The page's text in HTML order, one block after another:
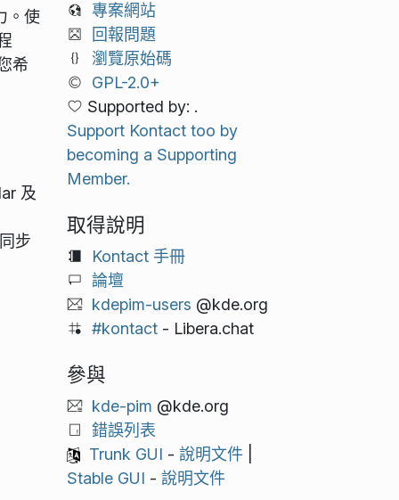
。使
希
及
步
專案網站
回報問題
瀏覽原始碼
GPL-2.0+
Supported by: .
Support Kontact too by
becoming a Supporting
Member.
取得說明
Kontact 手冊
論壇
kdepim-users @kde.org
#kontact- Libera.chat
參與
kde-pim @kde.org
錯誤列表
Trunk GUI - 說明文件|
Stable GUI - 說明文件